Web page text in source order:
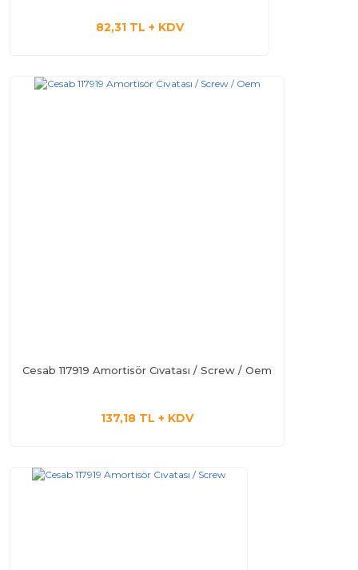
82,31 TL + KDV
Cesab 117919 Amortisör Cıvatası / Screw / Oem
137,18 TL + KDV